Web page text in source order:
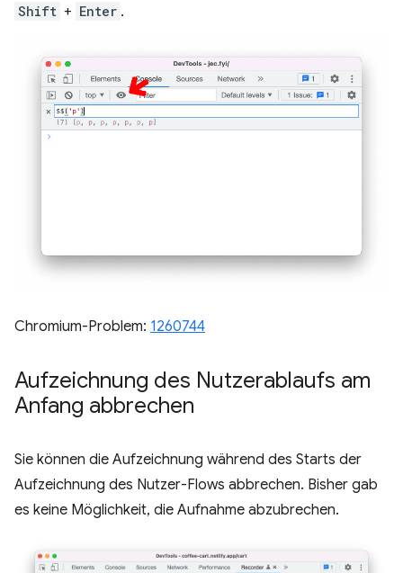
Shift + Enter .
Chromium-Problem: 1260744
Aufzeichnung des Nutzerablaufs am
Anfang abbrechen
Sie können die Aufzeichnung während des Starts der
Aufzeichnung des Nutzer-Flows abbrechen. Bisher gab
es keine Möglichkeit, die Aufnahme abzubrechen.